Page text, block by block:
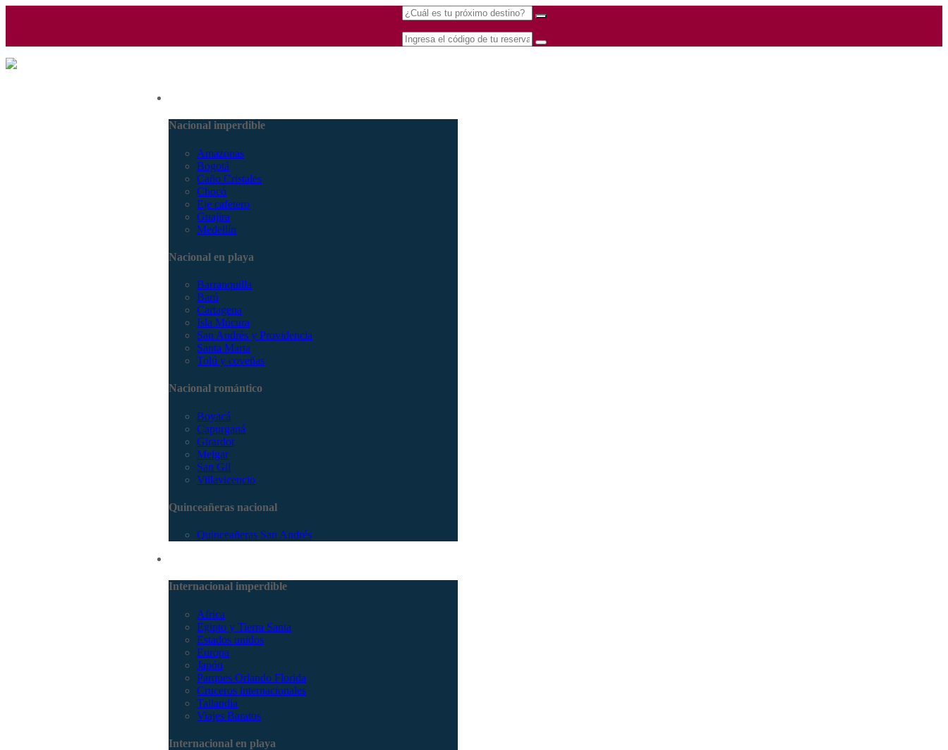
Nacional imperdible
Amazonas
Bogotá
Caño Cristales
Chocó
Eje cafetero
Guajira
Medellín
Nacional en playa
Barranquilla
Barú
Cartagena
Isla Múcura
San Andrés y Providencia
Santa Marta
Tolú y coveñas
Nacional romántico
Boyacá
Capurganá
Girardot
Melgar
San Gil
Villavicencio
Quinceañeras nacional
Quinceañeras San Andrés
Internacional imperdible
Africa
Egipto y Tierra Santa
Estados unidos
Europa
Japón
Parques Orlando Florida
Cruceros internacionales
Tailandia
Viajes Baratos
Internacional en playa